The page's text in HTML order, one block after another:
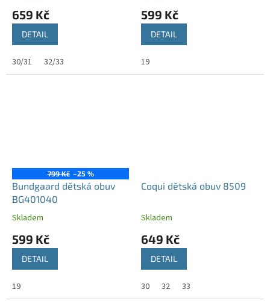
659 Kč
DETAIL
30/31 32/33
599 Kč
DETAIL
19
799 Kč –25 %
Bundgaard dětská obuv
BG401040
Skladem
599 Kč
DETAIL
19
Coqui dětská obuv 8509
Skladem
649 Kč
DETAIL
30 32 33